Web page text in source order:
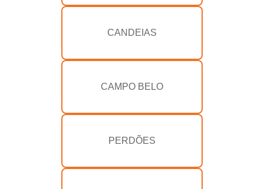
CANDEIAS
CAMPO BELO
PERDÕES